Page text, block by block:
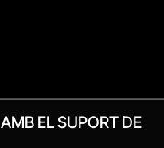
AMB EL SUPORT DE